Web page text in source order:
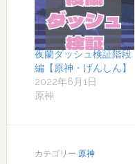
夜蘭ダッシュ検証階段
編【原神・げんしん】
2022年6月1日
原神
カテゴリー 原神